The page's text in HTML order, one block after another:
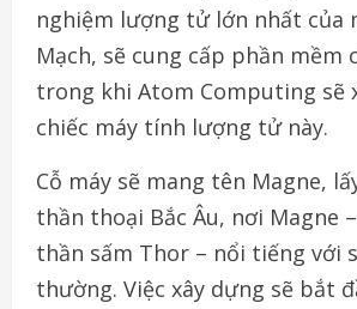
nghiệm lượng tử lớn nhất của
Mạch, sẽ cung cấp phần mềm
trong khi Atom Computing sẽ
chiếc máy tính lượng tử này.
Cỗ máy sẽ mang tên Magne,
thần thoại Bắc Âu, nơi Magne
thần sấm Thor – nổi tiếng với
thường. Việc xây dựng sẽ bắt